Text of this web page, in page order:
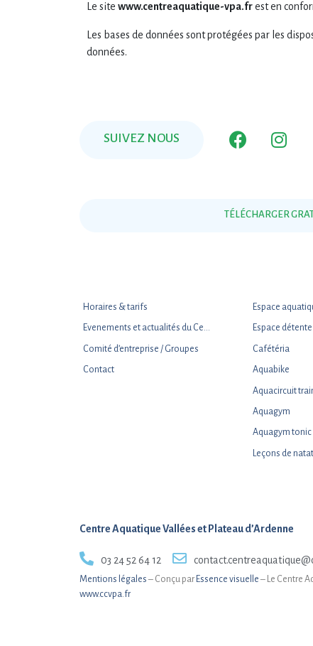
Le site www.centreaquatique-vpa.frest en
Les bases de données sont protégées par les
données.
SUIVEZ NOUS
TÉLÉCHARGER
Horaires & tarifs
Evenements et actualités du Centre Aquatique
Comité d’entreprise / Groupes
Contact
Espace
Espace détente
Cafétéria
Aquabike
Aquacircuit
Aquagym
Aquagym tonic
Leçons de
Centre Aquatique Vallées et Plateau d’Ardenne
03 24 52 64 12
Mentions légales – Conçu par Essence visuelle – Le Centre
www.ccvpa.fr